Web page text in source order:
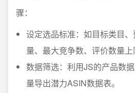
骤：
设定选品标准：如目标类目
量、最大竞争数、评价数量上
数据筛选：利用JS的产品数
量导出潜力ASIN数据表。